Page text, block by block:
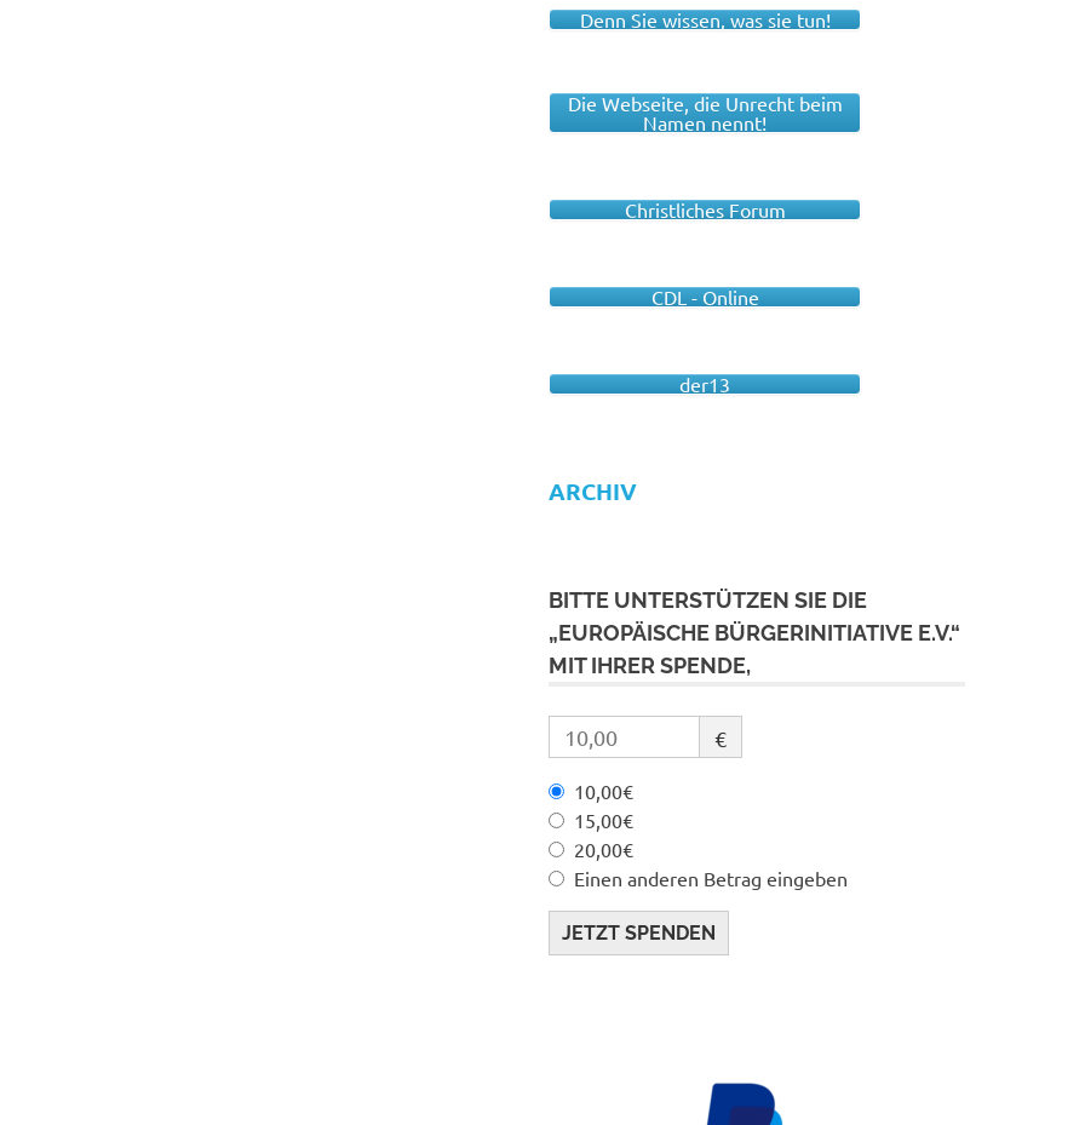
Denn Sie wissen, was sie tun!
Die Webseite, die Unrecht beim
Namen nennt!
Christliches Forum
CDL - Online
der13
ARCHIV
BITTE UNTERSTÜTZEN SIE DIE
„EUROPÄISCHE BÜRGERINITIATIVE E.V.“
MIT IHRER SPENDE,
€
10,00€
15,00€
20,00€
Einen anderen Betrag eingeben
JETZT SPENDEN